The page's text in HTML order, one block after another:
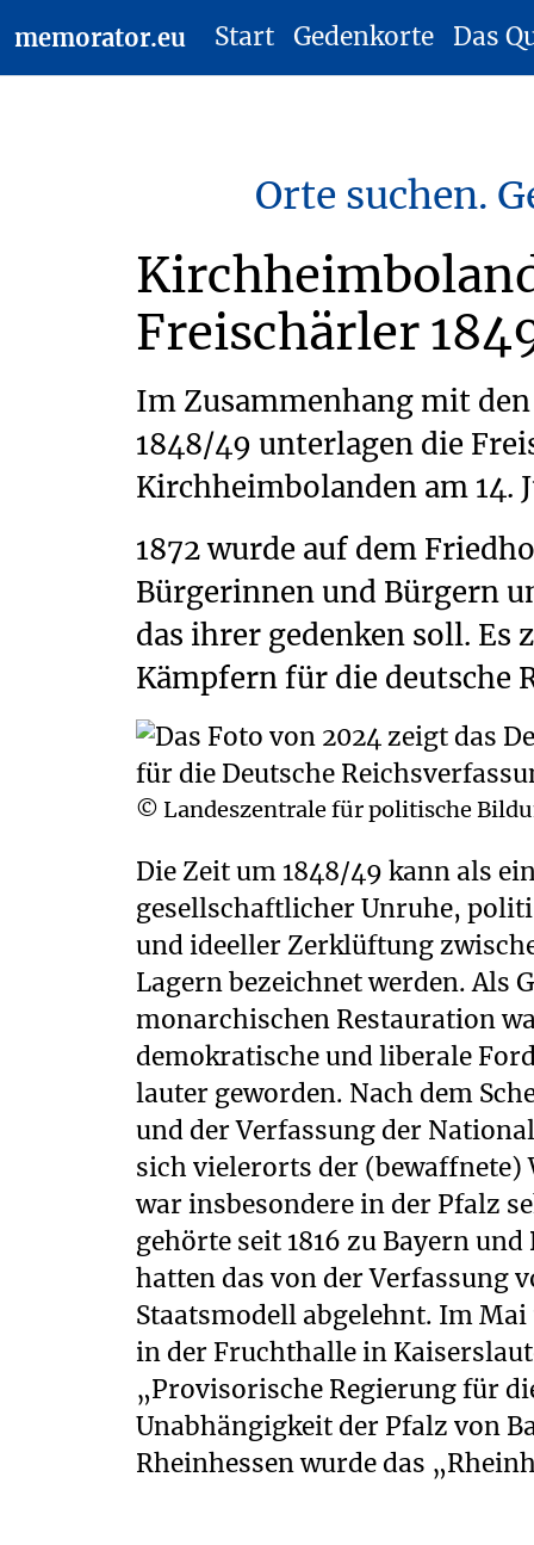
memorator.eu Start Gedenkorte Das
Orte suchen.
Freischärler
Im Zusammenhang mit
1848/49 unterlagen die
Kirchheimbolanden am 14.
1872 wurde auf dem
Bürgerinnen und Bürgern
das ihrer gedenken soll.
Kämpfern für die deutsche
© Landeszentrale für politische
Die Zeit um 1848/49 kann als
gesellschaftlicher Unruhe,
und ideeller Zerklüftung
Lagern bezeichnet werden. Als
monarchischen Restauration
demokratische und liberale
lauter geworden. Nach dem
und der Verfassung der
sich vielerorts der (bewaffnete)
war insbesondere in der Pfalz
gehörte seit 1816 zu Bayern
hatten das von der Verfassung
Staatsmodell abgelehnt. Im
in der Fruchthalle in
„Provisorische Regierung für
Unabhängigkeit der Pfalz von
Rheinhessen wurde das
Provinzialkomitee zur
Verfassung“ einberufen. Im Mai
Kämpfen, in denen etwa
Freischärler und ca. 1.500
Mann starken
gegenüberstanden. Dieser
am 14. Juni 1849 in
Kirchheimbolanden. Die
deutschen Nationalstaat
des Deutschen Kaiserreichs
dessen Form nicht vollständig
Interessen der Aktivisten von 1848/
haben dürfte. 1872 wurde
„trauernden Germania“ in